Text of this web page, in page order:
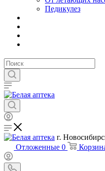
Педикулез
г.
Отложенные 0